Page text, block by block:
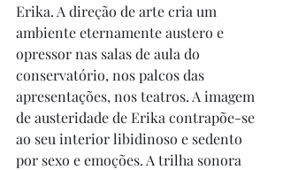
Erika. A direção de arte cria um
ambiente eternamente austero e
opressor nas salas de aula do
conservatório, nos palcos das
apresentações, nos teatros. A imagem
de austeridade de Erika contrapõe-se
ao seu interior libidinoso e sedento
por sexo e emoções. A trilha sonora